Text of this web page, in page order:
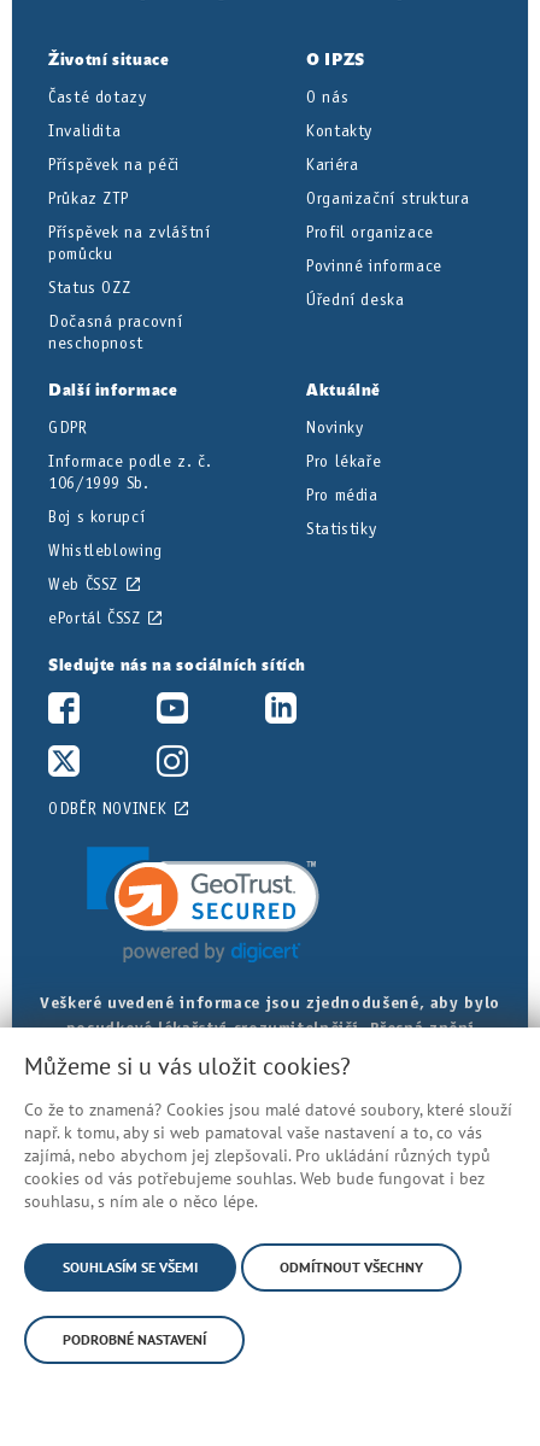
Životní situace
Časté dotazy
Invalidita
Příspěvek na péči
Průkaz ZTP
Příspěvek na zvláštní
pomůcku
Status OZZ
Dočasná pracovní
neschopnost
O IPZS
O nás
Kontakty
Kariéra
Organizační struktura
Profil organizace
Povinné informace
Úřední deska
Další informace
GDPR
Informace podle z. č.
106/1999 Sb.
Boj s korupcí
Whistleblowing
Web ČSSZ
ePortál ČSSZ
Aktuálně
Novinky
Pro lékaře
Pro média
Statistiky
Sledujte nás na sociálních sítích
ODBĚR NOVINEK
Veškeré uvedené informace jsou zjednodušené, aby bylo
posudkové lékařství srozumitelnější. Přesná znění
najdete v právních předpisech.
Prohlášení o přístupnosti
Mapa stránek
© Česká správa sociálního zabezpečení
Můžeme si u vás uložit cookies?
Co že to znamená? Cookies jsou malé datové soubory, které slouží
např. k tomu, aby si web pamatoval vaše nastavení a to, co vás
zajímá, nebo abychom jej zlepšovali. Pro ukládání různých typů
cookies od vás potřebujeme souhlas. Web bude fungovat i bez
souhlasu, s ním ale o něco lépe.
SOUHLASÍM SE VŠEMI ODMÍTNOUT VŠECHNY
PODROBNÉ NASTAVENÍ